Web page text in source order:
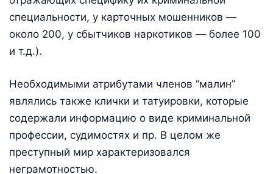
специальности, у карточных мошенников —
около 200, у сбытчиков наркотиков — более 100
и т.д.).
Необходимыми атрибутами членов “малин”
являлись также клички и татуировки, которые
содержали информацию о виде криминальной
профессии, судимостях и пр. В целом же
преступный мир характеризовался
неграмотностью.